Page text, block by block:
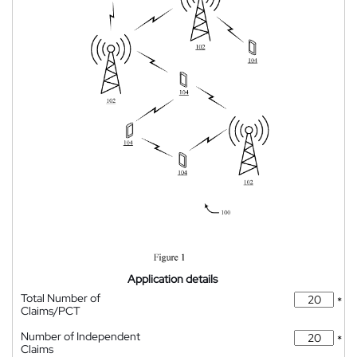
Application details
Total Number of
Claims/PCT
*
Number of Independent
Claims
*